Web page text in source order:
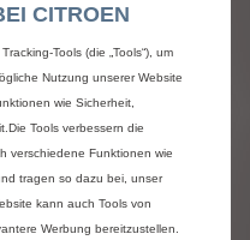
CITROEN
Tools (die „Tools“), um
Nutzung unserer Website
wie Sicherheit,
Tools verbessern die
verschiedene Funktionen wie
tragen so dazu bei, unser
kann auch Tools von
Werbung bereitzustellen.